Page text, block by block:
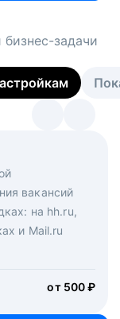
бизнес-задачи
вакансий
на hh.ru,
и Mail.ru
от 500 ₽
странице
возьмутся
менеджеры